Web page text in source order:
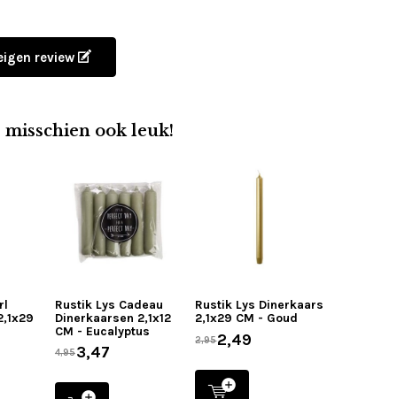
review
ook leuk!
Rustik Lys Cadeau
Dinerkaarsen 2,1x12
CM - Eucalyptus
4,953,47
Rustik Lys Dinerkaars
2,1x29 CM - Goud
2,952,49